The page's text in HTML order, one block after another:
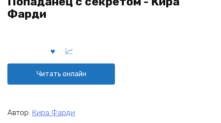
Фарди
Читать онлайн
Автор: Кира Фарди